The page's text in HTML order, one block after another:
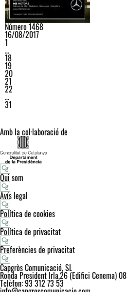
Número 1468
16/08/2017
1
…
18
19
20
21
22
…
31
Amb la col·laboració de
Qui som
Avís legal
Política de cookies
Política de privacitat
Preferències de privacitat
Capgròs Comunicació, SL
Ronda President Irla,26 (Edifici Cenema)
Telèfon: 93 312 73 53